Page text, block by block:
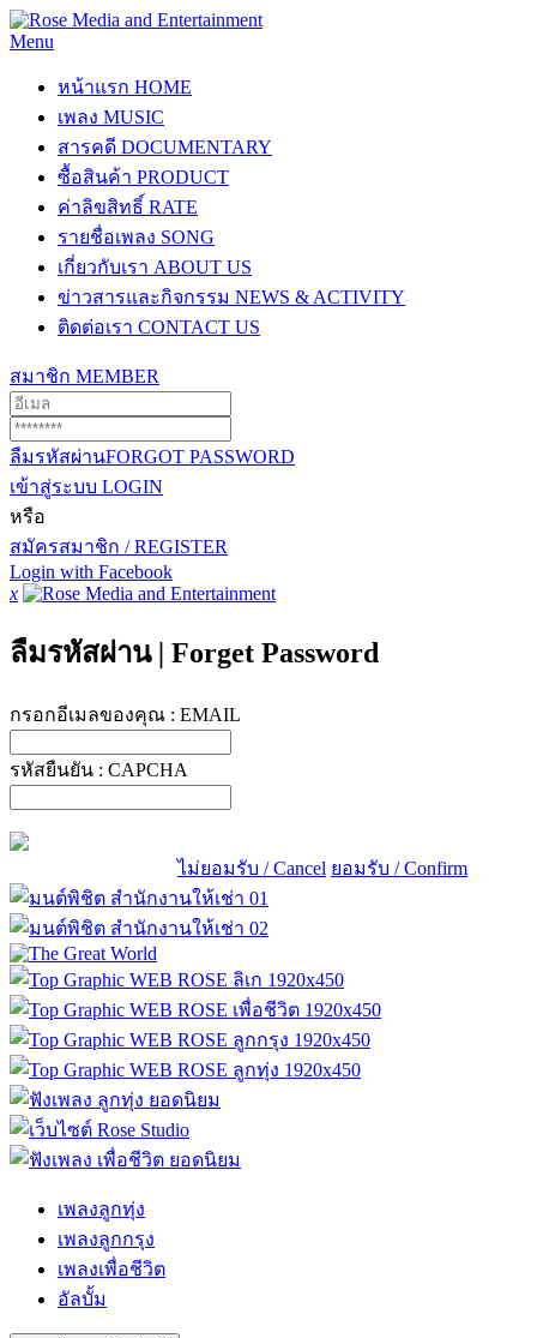
Menu
หน้าแรก HOME
เพลง MUSIC
สารคดี DOCUMENTARY
ซื้อสินค้า PRODUCT
ค่าลิขสิทธิ์ RATE
รายชื่อเพลง SONG
เกี่ยวกับเรา ABOUT US
ข่าวสารและกิจกรรม NEWS & ACTIVITY
ติดต่อเรา CONTACT US
สมาชิก MEMBER
ลืมรหัสผ่านFORGOT PASSWORD
เข้าสู่ระบบ LOGIN
หรือ
สมัครสมาชิก / REGISTER
Login with Facebook
x
ลืมรหัสผ่าน | Forget Password
กรอกอีเมลของคุณ : EMAIL
รหัสยืนยัน : CAPCHA
ไม่ยอมรับ / Cancel ยอมรับ / Confirm
เพลงลูกทุ่ง
เพลงลูกกรุง
เพลงเพื่อชีวิต
อัลบั้ม